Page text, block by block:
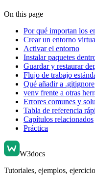
On this page
Por qué importan los
Crear un entorno
Activar el entorno
Instalar paquetes
Guardar y restaurar
Flujo de trabajo
Qué añadir a .gitignore
venv frente a otras
Errores comunes y
Tabla de referencia
Capítulos relacionados
Práctica
W3docs
Tutoriales, ejemplos,